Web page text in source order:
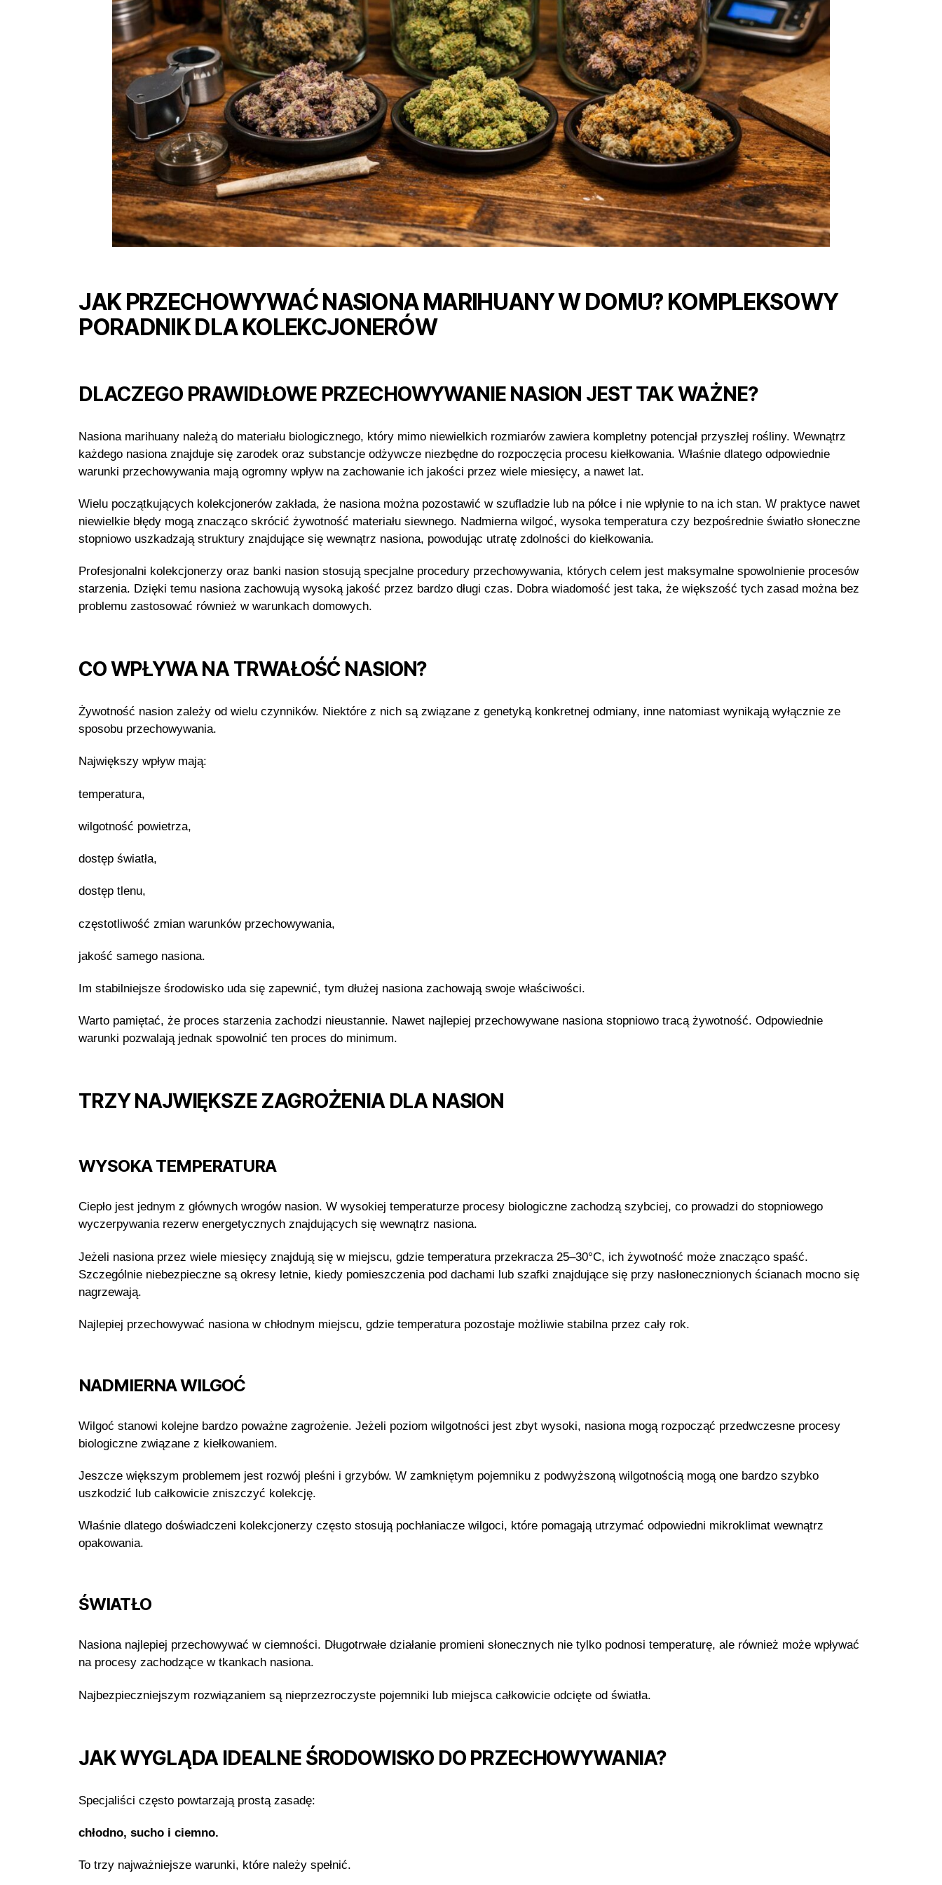
JAK PRZECHOWYWAĆ NASIONA MARIHUANY W DOMU? KOMPLEKSOWY
PORADNIK DLA KOLEKCJONERÓW
DLACZEGO PRAWIDŁOWE PRZECHOWYWANIE NASION JEST TAK WAŻNE?
Nasiona marihuany należą do materiału biologicznego, który mimo niewielkich rozmiarów zawiera kompletny potencjał przyszłej rośliny. Wewnątrz
każdego nasiona znajduje się zarodek oraz substancje odżywcze niezbędne do rozpoczęcia procesu kiełkowania. Właśnie dlatego odpowiednie
warunki przechowywania mają ogromny wpływ na zachowanie ich jakości przez wiele miesięcy, a nawet lat.
Wielu początkujących kolekcjonerów zakłada, że nasiona można pozostawić w szufladzie lub na półce i nie wpłynie to na ich stan. W praktyce nawet
niewielkie błędy mogą znacząco skrócić żywotność materiału siewnego. Nadmierna wilgoć, wysoka temperatura czy bezpośrednie światło słoneczne
stopniowo uszkadzają struktury znajdujące się wewnątrz nasiona, powodując utratę zdolności do kiełkowania.
Profesjonalni kolekcjonerzy oraz banki nasion stosują specjalne procedury przechowywania, których celem jest maksymalne spowolnienie procesów
starzenia. Dzięki temu nasiona zachowują wysoką jakość przez bardzo długi czas. Dobra wiadomość jest taka, że większość tych zasad można bez
problemu zastosować również w warunkach domowych.
CO WPŁYWA NA TRWAŁOŚĆ NASION?
Żywotność nasion zależy od wielu czynników. Niektóre z nich są związane z genetyką konkretnej odmiany, inne natomiast wynikają wyłącznie ze
sposobu przechowywania.
Największy wpływ mają:
temperatura,
wilgotność powietrza,
dostęp światła,
dostęp tlenu,
częstotliwość zmian warunków przechowywania,
jakość samego nasiona.
Im stabilniejsze środowisko uda się zapewnić, tym dłużej nasiona zachowają swoje właściwości.
Warto pamiętać, że proces starzenia zachodzi nieustannie. Nawet najlepiej przechowywane nasiona stopniowo tracą żywotność. Odpowiednie
warunki pozwalają jednak spowolnić ten proces do minimum.
TRZY NAJWIĘKSZE ZAGROŻENIA DLA NASION
WYSOKA TEMPERATURA
Ciepło jest jednym z głównych wrogów nasion. W wysokiej temperaturze procesy biologiczne zachodzą szybciej, co prowadzi do stopniowego
wyczerpywania rezerw energetycznych znajdujących się wewnątrz nasiona.
Jeżeli nasiona przez wiele miesięcy znajdują się w miejscu, gdzie temperatura przekracza 25–30°C, ich żywotność może znacząco spaść.
Szczególnie niebezpieczne są okresy letnie, kiedy pomieszczenia pod dachami lub szafki znajdujące się przy nasłonecznionych ścianach mocno się
nagrzewają.
Najlepiej przechowywać nasiona w chłodnym miejscu, gdzie temperatura pozostaje możliwie stabilna przez cały rok.
NADMIERNA WILGOĆ
Wilgoć stanowi kolejne bardzo poważne zagrożenie. Jeżeli poziom wilgotności jest zbyt wysoki, nasiona mogą rozpocząć przedwczesne procesy
biologiczne związane z kiełkowaniem.
Jeszcze większym problemem jest rozwój pleśni i grzybów. W zamkniętym pojemniku z podwyższoną wilgotnością mogą one bardzo szybko
uszkodzić lub całkowicie zniszczyć kolekcję.
Właśnie dlatego doświadczeni kolekcjonerzy często stosują pochłaniacze wilgoci, które pomagają utrzymać odpowiedni mikroklimat wewnątrz
opakowania.
ŚWIATŁO
Nasiona najlepiej przechowywać w ciemności. Długotrwałe działanie promieni słonecznych nie tylko podnosi temperaturę, ale również może wpływać
na procesy zachodzące w tkankach nasiona.
Najbezpieczniejszym rozwiązaniem są nieprzezroczyste pojemniki lub miejsca całkowicie odcięte od światła.
JAK WYGLĄDA IDEALNE ŚRODOWISKO DO PRZECHOWYWANIA?
Specjaliści często powtarzają prostą zasadę:
chłodno, sucho i ciemno.
To trzy najważniejsze warunki, które należy spełnić.